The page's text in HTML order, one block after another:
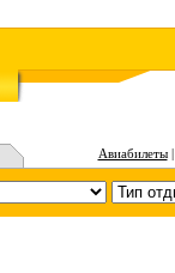
Авиабилеты|